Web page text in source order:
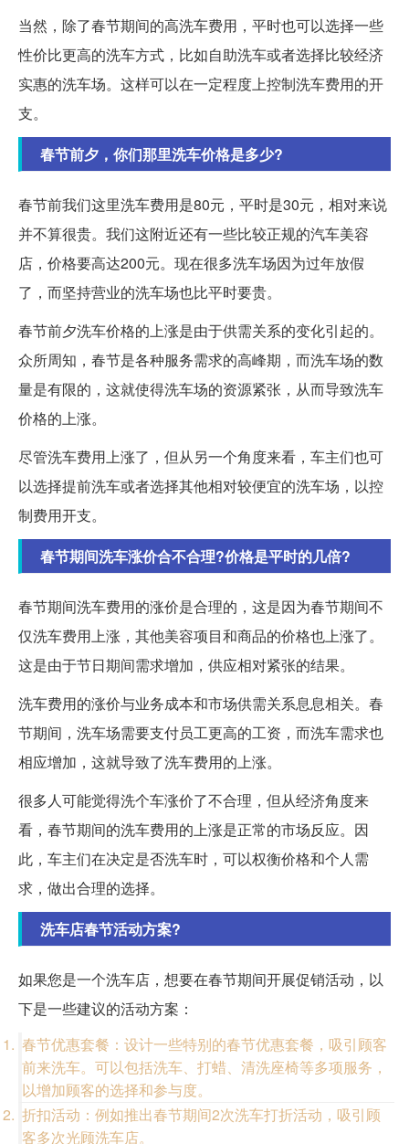
当然，除了春节期间的高洗车费用，平时也可以选择一些
性价比更高的洗车方式，比如自助洗车或者选择比较经济
实惠的洗车场。这样可以在一定程度上控制洗车费用的开
支。
春节前夕，你们那里洗车价格是多少?
春节前我们这里洗车费用是80元，平时是30元，相对来说
并不算很贵。我们这附近还有一些比较正规的汽车美容
店，价格要高达200元。现在很多洗车场因为过年放假
了，而坚持营业的洗车场也比平时要贵。
春节前夕洗车价格的上涨是由于供需关系的变化引起的。
众所周知，春节是各种服务需求的高峰期，而洗车场的数
量是有限的，这就使得洗车场的资源紧张，从而导致洗车
价格的上涨。
尽管洗车费用上涨了，但从另一个角度来看，车主们也可
以选择提前洗车或者选择其他相对较便宜的洗车场，以控
制费用开支。
春节期间洗车涨价合不合理?价格是平时的几倍?
春节期间洗车费用的涨价是合理的，这是因为春节期间不
仅洗车费用上涨，其他美容项目和商品的价格也上涨了。
这是由于节日期间需求增加，供应相对紧张的结果。
洗车费用的涨价与业务成本和市场供需关系息息相关。春
节期间，洗车场需要支付员工更高的工资，而洗车需求也
相应增加，这就导致了洗车费用的上涨。
很多人可能觉得洗个车涨价了不合理，但从经济角度来
看，春节期间的洗车费用的上涨是正常的市场反应。因
此，车主们在决定是否洗车时，可以权衡价格和个人需
求，做出合理的选择。
洗车店春节活动方案?
如果您是一个洗车店，想要在春节期间开展促销活动，以
下是一些建议的活动方案：
春节优惠套餐：设计一些特别的春节优惠套餐，吸引顾客
前来洗车。可以包括洗车、打蜡、清洗座椅等多项服务，
以增加顾客的选择和参与度。
折扣活动：例如推出春节期间2次洗车打折活动，吸引顾
客多次光顾洗车店。